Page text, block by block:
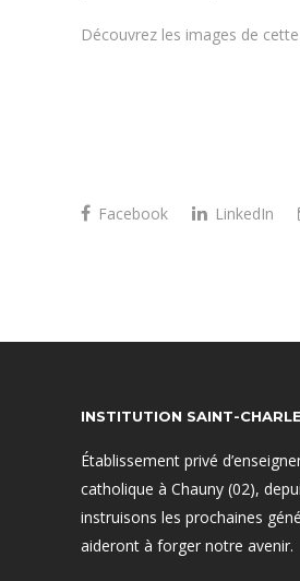
Découvrez les images de
Facebook LinkedIn
INSTITUTION SAINT-
Établissement privé
catholique à Chauny (02),
instruisons les prochaines
aideront à forger notre avenir.